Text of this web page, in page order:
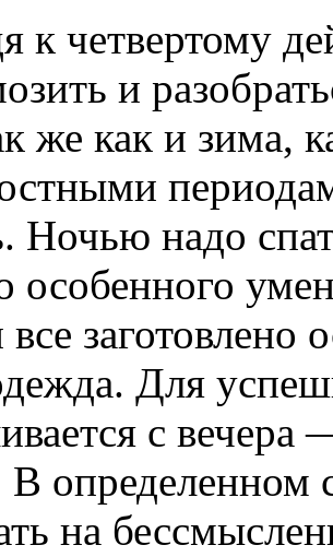
к четвертому
и
же как и зима,
Ночью надо
особенного
все
Для
с
определенном
на